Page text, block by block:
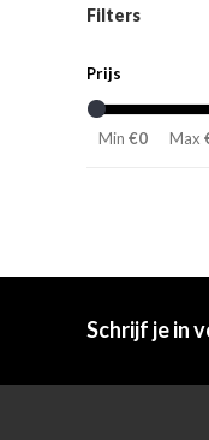
Filters
Prijs
Min €0 Max
Schrijf je in